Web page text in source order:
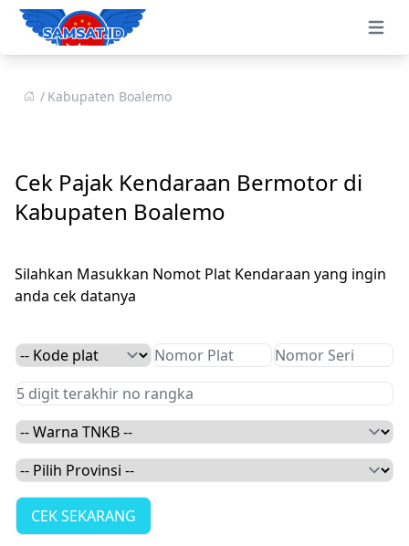
Open
Kabupaten Boalemo
Cek Pajak Kendaraan Bermotor di
Kabupaten Boalemo
Silahkan Masukkan Nomot Plat Kendaraan yang ingin
anda cek datanya